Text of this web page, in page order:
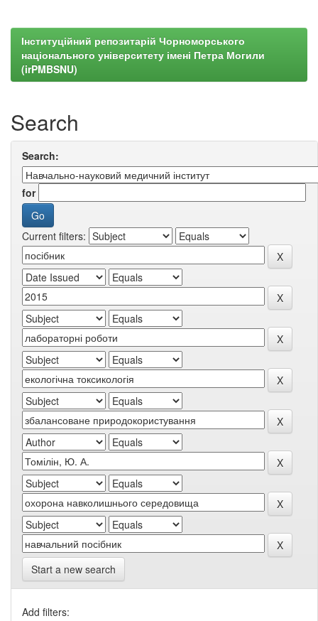
Інституційний репозитарій Чорноморського
національного університету імені Петра Могили
(irPMBSNU)
Search
Search:
for
Current filters:
Start a new search
Add filters: